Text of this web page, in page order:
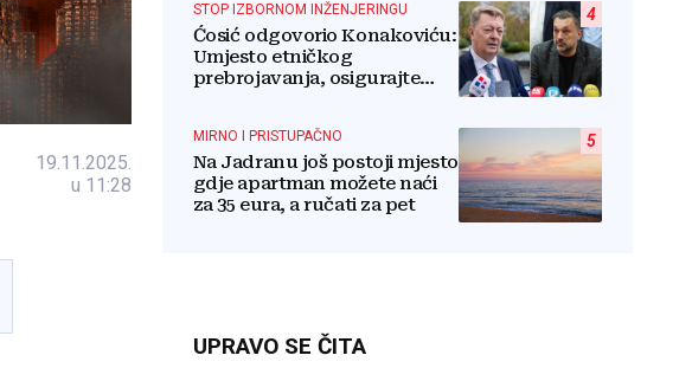
19.11.2025.
u 11:28
4
STOP IZBORNOM INŽENJERINGU
Ćosić odgovorio Konakoviću:
Umjesto etničkog
prebrojavanja, osigurajte
5
MIRNO I PRISTUPAČNO
Na Jadranu još postoji mjesto
gdje apartman možete naći
za 35 eura, a ručati za pet
UPRAVO SE ČITA